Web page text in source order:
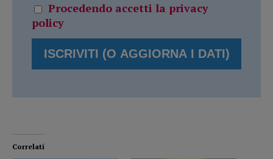
Procedendo accetti la privacy
policy
Correlati